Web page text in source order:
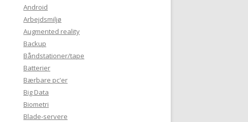
Android
Arbejdsmiljø
Augmented reality
Backup
Båndstationer/tape
Batterier
Bærbare pc'er
Big Data
Biometri
Blade-servere